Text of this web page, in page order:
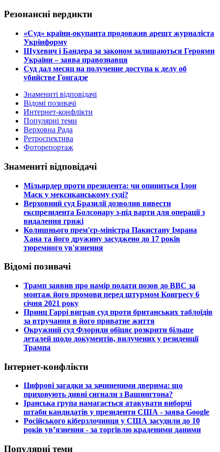
Резонансні вердикти
​«Суд» країни-окупанта продовжив арешт журналіста
Укрінформу
Шухевич і Бандера за законом залишаються Героями
України – заява правознавця
Суд дал месяц на получение доступа к делу об
убийстве Гонгадзе
Знамениті відповідачі
Відомі позивачі
Интернет-конфлікти
Популярні теми
Верховна Рада
Ретроспектива
Фоторепортаж
Знамениті відповідачі
​Мільярдер проти президента: чи опиниться Ілон
Маск у мексиканському суді?
​Верховний суд Бразилії дозволив вивести
експрезидента Болсонару з-під варти для операції з
видалення грижі
​Колишнього прем'єр-міністра Пакистану Імрана
Хана та його дружину засуджено до 17 років
тюремного ув'язнення
Відомі позивачі
​Трамп заявив про намір подати позов до ВВС за
монтаж його промови перед штурмом Конгресу 6
січня 2021 року
​Принц Гаррі виграв суд проти британських таблоїдів
за втручання в його приватне життя
​Окружний суд Флориди обіцяє розкрити більше
деталей щодо документів, вилучених у резиденції
Трампа
Інтернет-конфлікти
​Цифрові загадки за зачиненими дверима: що
приховують дивні сигнали з Вашингтона?
​Іранська група намагається атакувати виборчі
штаби кандидатів у президенти США - заява Google
​Російського кіберзлочинця у США засудили до 10
років ув’язнення - за торгівлю краденими даними
Популярні теми